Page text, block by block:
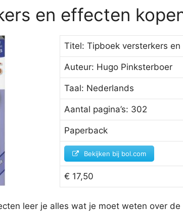
en effecten
Titel: Tipboek versterkers
Auteur: Hugo Pinksterboer
Taal: Nederlands
Aantal pagina’s: 302
Paperback
Bekijken bij bol.com
€ 17,50
leer je alles wat je moet weten over de